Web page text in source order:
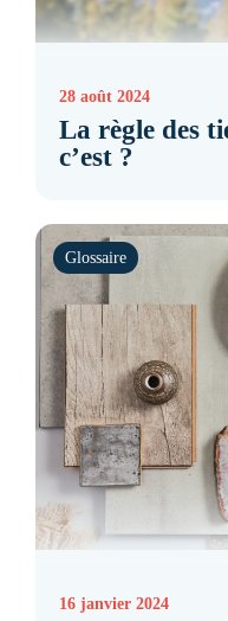
28 août 2024
La règle des
c’est ?
Glossaire
16 janvier 2024